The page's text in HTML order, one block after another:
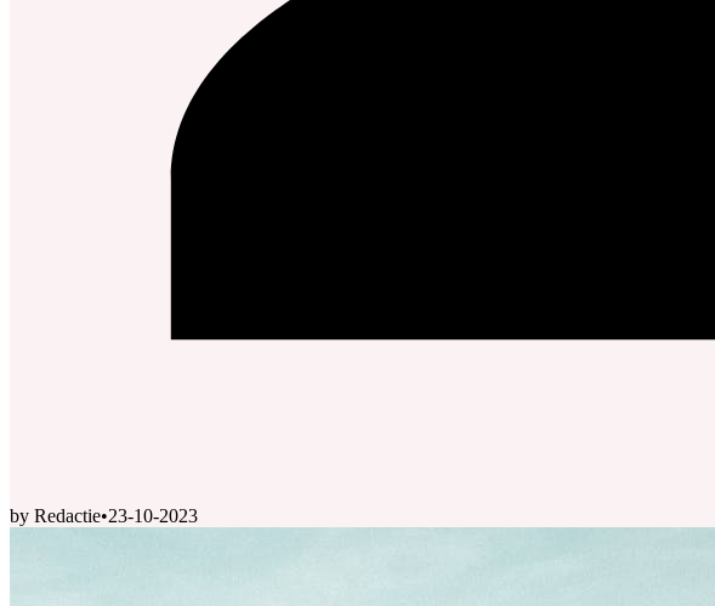
by Redactie•23-10-2023